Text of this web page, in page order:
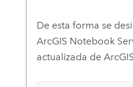
De esta forma se
ArcGIS Notebook
actualizada de